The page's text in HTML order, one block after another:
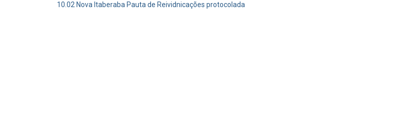
10.02 Nova Itaberaba Pauta de Reividnicações protocolada